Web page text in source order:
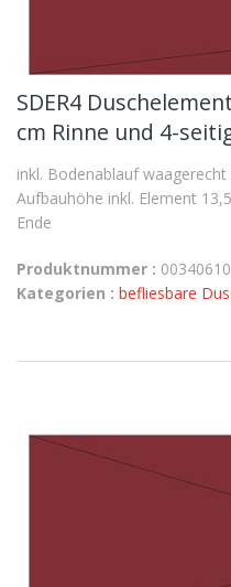
SDER4
cm Rinne und 4-
inkl. Bodenablauf
Aufbauhöhe inkl. Element
Ende
Produktnummer :
Kategorien : befliesbare